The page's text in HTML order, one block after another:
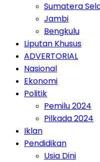
Sumatera
Jambi
Bengkulu
Liputan Khusus
ADVERTORIAL
Nasional
Ekonomi
Politik
Pemilu 2024
Pilkada 2024
Iklan
Pendidikan
Usia Dini